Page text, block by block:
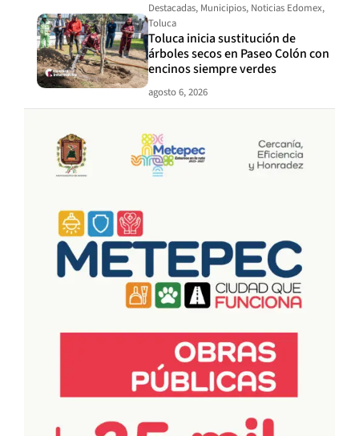
Destacadas, Municipios, Noticias Edomex,
Toluca
Toluca inicia sustitución de
árboles secos en Paseo Colón con
encinos siempre verdes
agosto 6, 2026